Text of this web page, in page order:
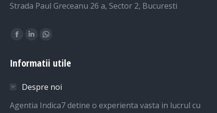
Strada Paul Greceanu 26 a, Sector 2, Bucuresti
Find us on:
Facebook
opens
new
window
Linkedin
opens
new
window
Whatsapp
opens
new
window
Informatii utile
Despre noi
Agentia Indica7 detine o experienta vasta in lucrul cu